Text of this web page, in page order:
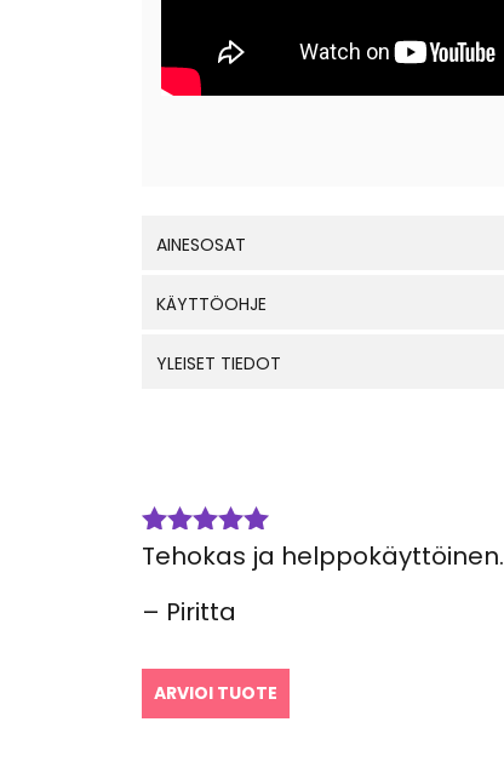
AINESOSAT
KÄYTTÖOHJE
YLEISET TIEDOT
Arvostelu
tuotteesta:
/ 5
Tehokas ja helppokäyttöinen.
– Piritta
ARVIOI TUOTE